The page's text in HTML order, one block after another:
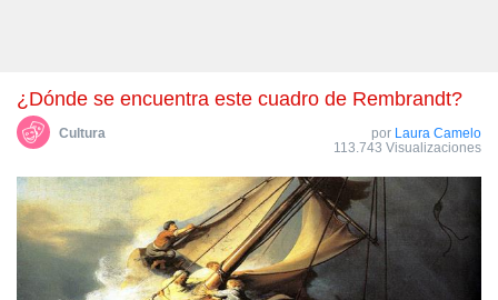
¿Dónde se encuentra este cuadro de Rembrandt?
Cultura por Laura Camelo
113.743 Visualizaciones